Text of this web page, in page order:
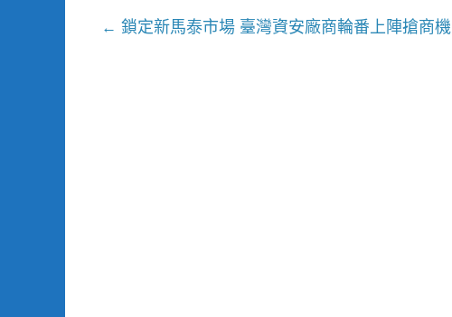
← 鎖定新馬泰市場 臺灣資安廠商輪番上陣搶商機